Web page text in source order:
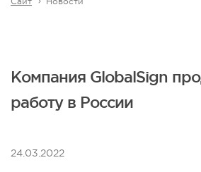
Компания GlobalSign
работу в России
24.03.2022